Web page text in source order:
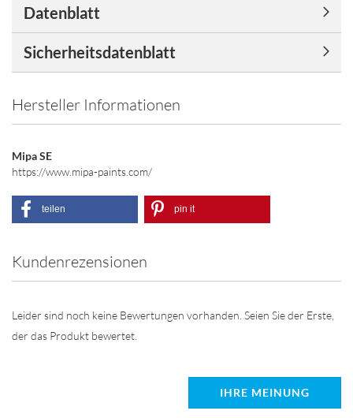
Datenblatt
Sicherheitsdatenblatt
Hersteller Informationen
Mipa SE
https://www.mipa-paints.com/
teilen pin it
Kundenrezensionen
Leider sind noch keine Bewertungen vorhanden. Seien Sie der Erste,
der das Produkt bewertet.
IHRE MEINUNG